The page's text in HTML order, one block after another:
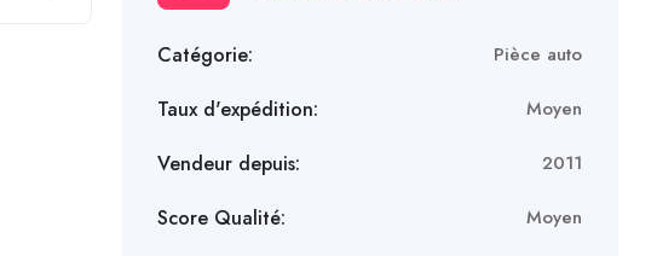
Catégorie: Pièce auto
Taux d'expédition: Moyen
Vendeur depuis: 2011
Score Qualité: Moyen